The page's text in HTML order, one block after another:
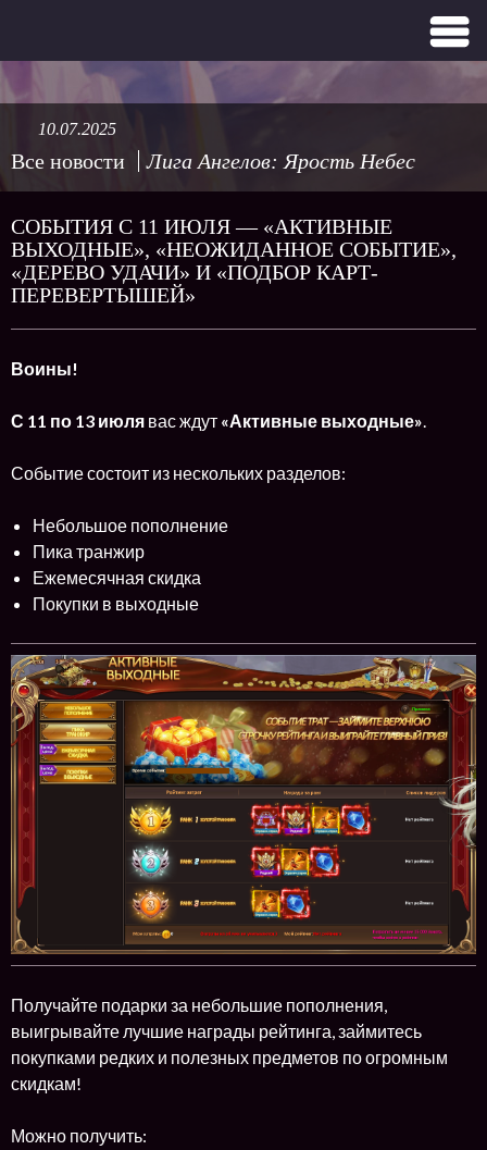
Все новости Лига Ангелов: Ярость Небес
10.07.2025
СОБЫТИЯ С 11 ИЮЛЯ — «АКТИВНЫЕ
ВЫХОДНЫЕ», «НЕОЖИДАННОЕ СОБЫТИЕ»,
«ДЕРЕВО УДАЧИ» И «ПОДБОР КАРТ-
ПЕРЕВЕРТЫШЕЙ»
Воины!
С 11 по 13 июля вас ждут «Активные выходные».
Событие состоит из нескольких разделов:
Небольшое пополнение
Пика транжир
Ежемесячная скидка
Покупки в выходные
Получайте подарки за небольшие пополнения,
выигрывайте лучшие награды рейтинга, займитесь
покупками редких и полезных предметов по огромным
скидкам!
Можно получить: